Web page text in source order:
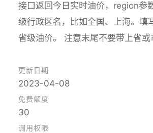
接口返回今日实时油价，region参
级行政区名，比如全国、上海。填
省级油价。 注意末尾不要带上省或
更新日期
2023-04-08
免费额度
30
调用权限